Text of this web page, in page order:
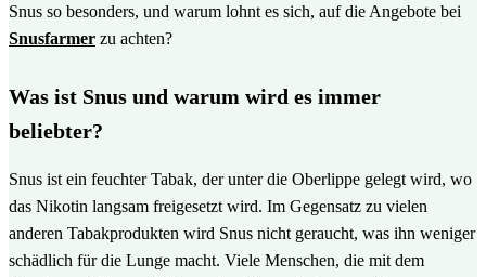
Snus so besonders, und warum lohnt es sich, auf die Angebote bei
Snusfarmer zu achten?
Was ist Snus und warum wird es immer
beliebter?
Snus ist ein feuchter Tabak, der unter die Oberlippe gelegt wird, wo
das Nikotin langsam freigesetzt wird. Im Gegensatz zu vielen
anderen Tabakprodukten wird Snus nicht geraucht, was ihn weniger
schädlich für die Lunge macht. Viele Menschen, die mit dem